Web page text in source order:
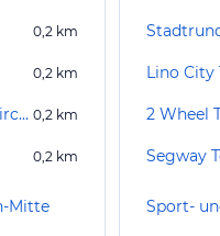
0,2 km
0,2 km
Französische Friedrichstadtkirche 0,2 km
0,2 km
Mitte
Lino City
2 Wheel